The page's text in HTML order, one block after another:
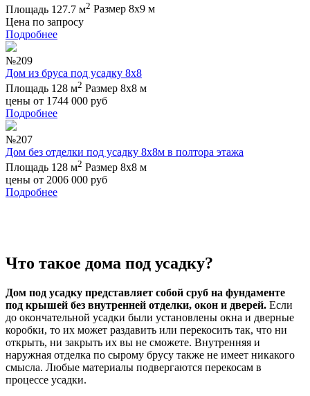
Площадь 127.7 м2 Размер 8х9 м
Цена по запросу
Подробнее
№209
Дом из бруса под усадку 8х8
Площадь 128 м2 Размер 8х8 м
цены от 1744 000 руб
Подробнее
№207
Дом без отделки под усадку 8х8м в полтора этажа
Площадь 128 м2 Размер 8х8 м
цены от 2006 000 руб
Подробнее
Что такое дома под усадку?
Дом под усадку представляет собой сруб на фундаменте
под крышей без внутренней отделки, окон и дверей. Если
до окончательной усадки были установлены окна и дверные
коробки, то их может раздавить или перекосить так, что ни
открыть, ни закрыть их вы не сможете. Внутренняя и
наружная отделка по сырому брусу также не имеет никакого
смысла. Любые материалы подвергаются перекосам в
процессе усадки.